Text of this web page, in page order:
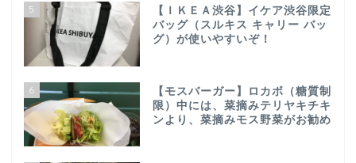
5
【ＩＫＥＡ渋谷】イケア渋谷限定
バッグ（スルキス キャリー バッ
グ）が使いやすいぞ！
6
【モスバーガー】ロカボ（糖質制
限）中には、菜摘みテリヤキチキ
ンより、菜摘みモス野菜がお勧め